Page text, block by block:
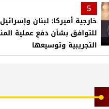
5
خارجية أميركا: لبنان
للتوافق بشأن دفع عملية
التجريبية وتوسيعها